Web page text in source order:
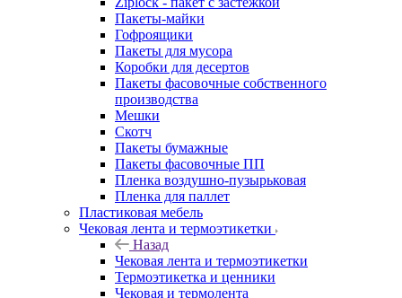
Пакеты-майки
Гофроящики
Пакеты для мусора
Коробки для десертов
Пакеты фасовочные собственного
производства
Мешки
Скотч
Пакеты бумажные
Пакеты фасовочные ПП
Пленка воздушно-пузырьковая
Пленка для паллет
Пластиковая мебель
Чековая лента и термоэтикетки
Назад
Чековая лента и термоэтикетки
Термоэтикетка и ценники
Чековая и термолента